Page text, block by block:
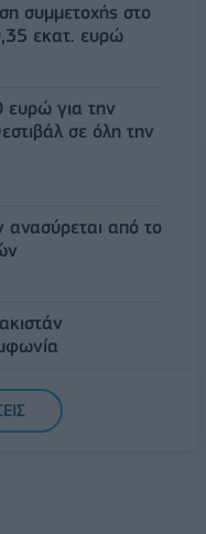
συμμετοχής στο
εκατ. ευρώ
για την
σε όλη την
από το